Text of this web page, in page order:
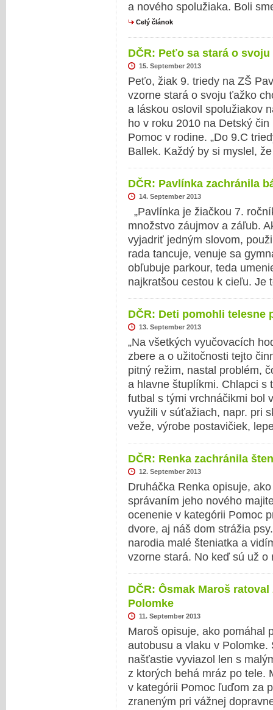
a nového spolužiaka. Boli
Celý článok
DČR: Peťo sa stará o
15. September 2013
Peťo, žiak 9. triedy na ZŠ
vzorne stará o svoju ťažko
a láskou oslovil spolužiakov
ho v roku 2010 na Detský
Pomoc v rodine. „Do 9.C
Ballek. Každý by si myslel,
DČR: Pavlínka zachránila
14. September 2013
„Pavlínka je žiačkou 7.
množstvo záujmov a záľub.
vyjadriť jedným slovom,
rada tancuje, venuje sa
obľubuje parkour, teda
najkratšou cestou k cieľu.
DČR: Deti pomohli telesne
13. September 2013
„Na všetkých vyučovacích
zbere a o užitočnosti tejto
pitný režim, nastal problém,
a hlavne štuplíkmi. Chlapci s
futbal s tými vrchnáčikmi bol
využili v súťažiach, napr. pri
veže, výrobe postavičiek,
DČR: Renka zachránila
12. September 2013
Druháčka Renka opisuje,
správaním jeho nového
ocenenie v kategórii Pomoc
dvore, aj náš dom strážia
narodia malé šteniatka a
vzorne stará. No keď sú už
DČR: Ôsmak Maroš
Polomke
11. September 2013
Maroš opisuje, ako pomáhal
autobusu a vlaku v
našťastie vyviazol len s
z ktorých behá mráz po tele.
v kategórii Pomoc ľuďom za
zraneným pri vážnej